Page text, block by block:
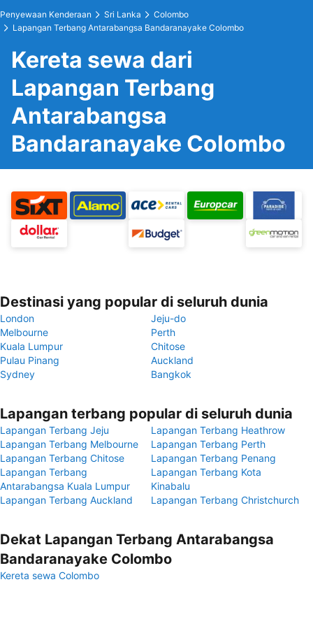
Penyewaan Kenderaan Sri Lanka
Colombo
Lapangan Terbang Antarabangsa Bandaranayake Colombo
Kereta sewa dari
Lapangan Terbang
Antarabangsa
Bandaranayake Colombo
Destinasi yang popular di seluruh dunia
London
Jeju-do
Melbourne
Perth
Kuala Lumpur
Chitose
Pulau Pinang
Auckland
Sydney
Bangkok
Lapangan terbang popular di seluruh dunia
Lapangan Terbang Jeju
Lapangan Terbang Heathrow
Lapangan Terbang Melbourne
Lapangan Terbang Perth
Lapangan Terbang Chitose
Lapangan Terbang Penang
Lapangan Terbang
Antarabangsa Kuala Lumpur
Lapangan Terbang Kota
Kinabalu
Lapangan Terbang Auckland
Lapangan Terbang Christchurch
Dekat Lapangan Terbang Antarabangsa
Bandaranayake Colombo
Kereta sewa Colombo